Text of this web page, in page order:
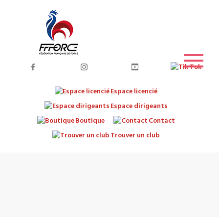
Espace licencié
Espace dirigeants
Boutique
Contact
Trouver un club